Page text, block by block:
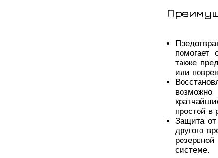
также
или
простой в
Защита от
другого
системе.